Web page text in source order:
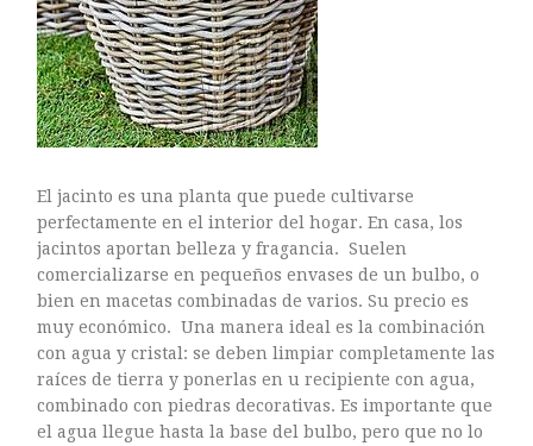
El jacinto es una planta que puede cultivarse
perfectamente en el interior del hogar. En casa, los
jacintos aportan belleza y fragancia. Suelen
comercializarse en pequeños envases de un bulbo, o
bien en macetas combinadas de varios. Su precio es
muy económico. Una manera ideal es la combinación
con agua y cristal: se deben limpiar completamente las
raíces de tierra y ponerlas en u recipiente con agua,
combinado con piedras decorativas. Es importante que
el agua llegue hasta la base del bulbo, pero que no lo